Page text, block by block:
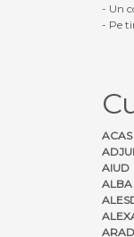
- Un
- Pe
ACAS
AIUD
ALBA
ARAD